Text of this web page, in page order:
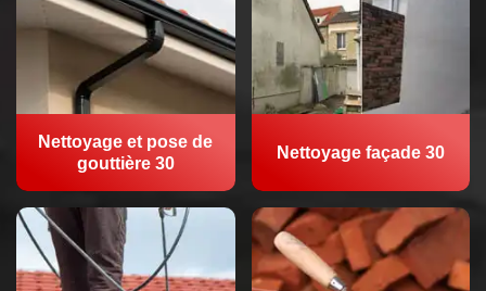
Nettoyage et pose de
gouttière 30
Nettoyage façade 30